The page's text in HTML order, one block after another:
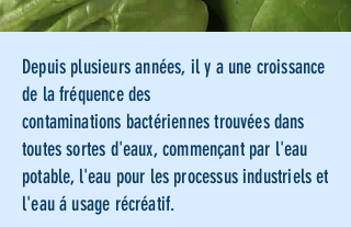
Depuis plusieursannées, il y a une croissance
de la fréquence des
contaminations bactériennestrouvées dans
toutes sortes d'eaux, commençant par l'eau
potable, l'eau pour les processus industriels et
l'eau á usage récréatif.